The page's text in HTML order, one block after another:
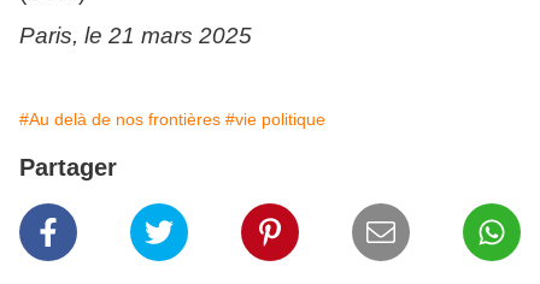
Paris, le 21 mars 2025
#Au delà de nos frontières #vie politique
Partager